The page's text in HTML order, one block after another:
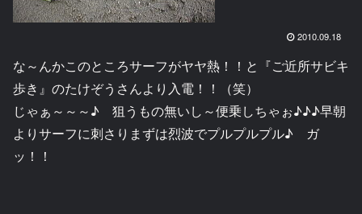
2010.09.18
な～んかこのところサーフがヤヤ熱！！と『ご近所サビキ
歩き』のたけぞうさんより入電！！（笑）
じゃぁ～～～♪ 狙うもの無いし～便乗しちゃぉ♪♪♪早朝
よりサーフに刺さりまずは烈波でプルプルプル♪ ガ
ッ！！